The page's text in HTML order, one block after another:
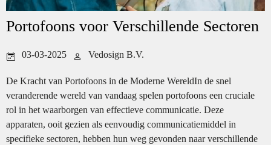
Portofoons voor Verschillende Sectoren
03-03-2025 Vedosign B.V.
De Kracht van Portofoons in de Moderne WereldIn de snel
veranderende wereld van vandaag spelen portofoons een cruciale
rol in het waarborgen van effectieve communicatie. Deze
apparaten, ooit gezien als eenvoudig communicatiemiddel in
specifieke sectoren, hebben hun weg gevonden naar verschillende